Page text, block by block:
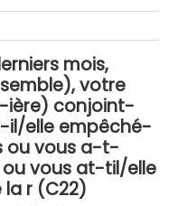
mois,
votre
ière) conjoint-
elle empêché-
ou vous a-t-
vous at-til/elle
r (C22)